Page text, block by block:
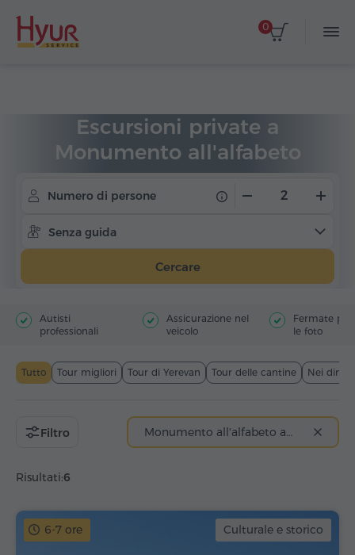
0
Escursioni private a
Monumento all'alfabeto
armeno
Numero di persone
Senza guida
Cercare
Autisti
professionali
Assicurazione nel
veicolo
Fermate
le foto
Tutto Tour migliori Tour di Yerevan Tour delle cantine Nei
Risultati:6
Filtro Monumento all'alfabeto armeno
6-7 ore Culturale e storico